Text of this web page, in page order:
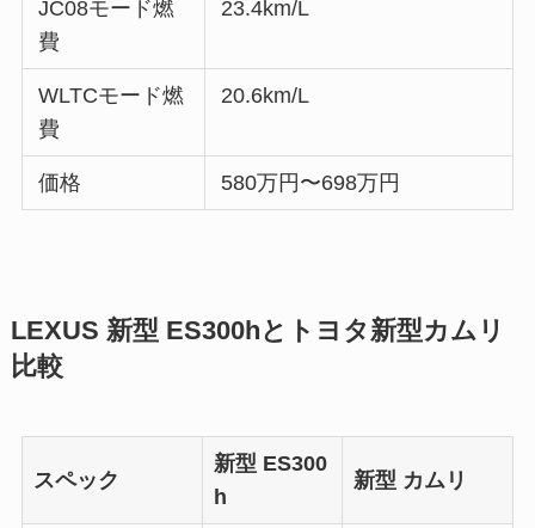
JC08モード燃
費
23.4km/L
WLTCモード燃
費
20.6km/L
価格 580万円〜698万円
LEXUS 新型 ES300hとトヨタ新型カムリ
比較
スペック
新型 ES300
h
新型 カムリ